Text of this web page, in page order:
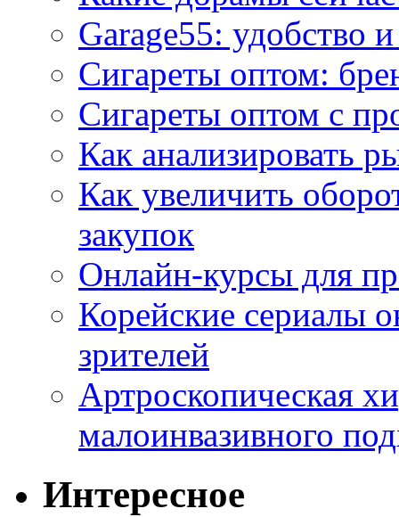
Garage55: удобство
Сигареты оптом:
Сигареты оптом с
Как анализировать
Как увеличить
закупок
Онлайн-курсы для
Корейские сериалы
зрителей
Артроскопическая
малоинвазивного
Интересное